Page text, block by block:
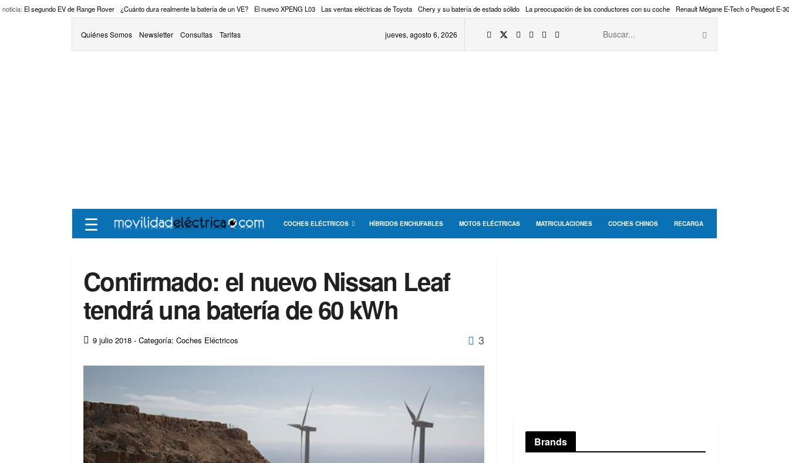
noticia: El segundo EV de Range Rover ¿Cuánto dura realmente la batería de un VE? El nuevo XPENG L03 Las ventas eléctricas de Toyota Chery y su batería de estado sólido La preocupación de los conductores con su coche Renault Mégane E-Tech o Peugeot E-
Quiénes Somos Newsletter Consultas Tarifas jueves, agosto 6, 2026
☰ COCHES ELÉCTRICOS HÍBRIDOS ENCHUFABLES MOTOS ELÉCTRICAS MATRICULACIONES COCHES CHINOS RECARGA
Confirmado: el nuevo Nissan Leaf
tendrá una batería de 60 kWh
9 julio 2018 - Categoría: Coches Eléctricos 3
Brands